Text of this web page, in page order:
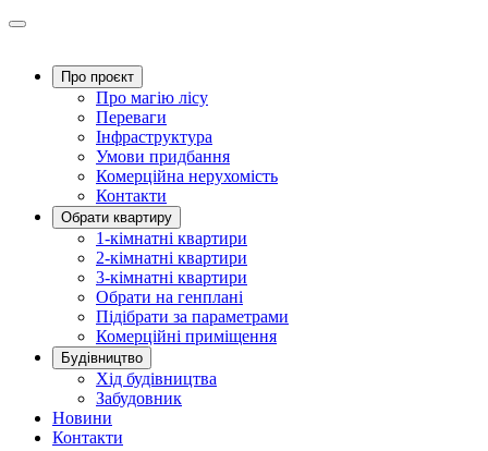
Про проєкт
Про магію ліcу
Переваги
Інфраструктура
Умови придбання
Комерційна нерухомість
Контакти
Обрати квартиру
1-кімнатні квартири
2-кімнатні квартири
3-кімнатні квартири
Обрати на генплані
Підібрати за параметрами
Комерційні приміщення
Будівництво
Хід будівництва
Забудовник
Новини
Контакти